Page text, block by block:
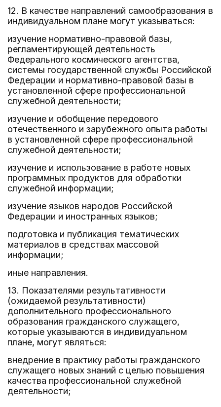
12. В качестве направлений самообразования в
индивидуальном плане могут указываться:
изучение нормативно-правовой базы,
регламентирующей деятельность
Федерального космического агентства,
системы государственной службы Российской
Федерации и нормативно-правовой базы в
установленной сфере профессиональной
служебной деятельности;
изучение и обобщение передового
отечественного и зарубежного опыта работы
в установленной сфере профессиональной
служебной деятельности;
изучение и использование в работе новых
программных продуктов для обработки
служебной информации;
изучение языков народов Российской
Федерации и иностранных языков;
подготовка и публикация тематических
материалов в средствах массовой
информации;
иные направления.
13. Показателями результативности
(ожидаемой результативности)
дополнительного профессионального
образования гражданского служащего,
которые указываются в индивидуальном
плане, могут являться:
внедрение в практику работы гражданского
служащего новых знаний с целью повышения
качества профессиональной служебной
деятельности;